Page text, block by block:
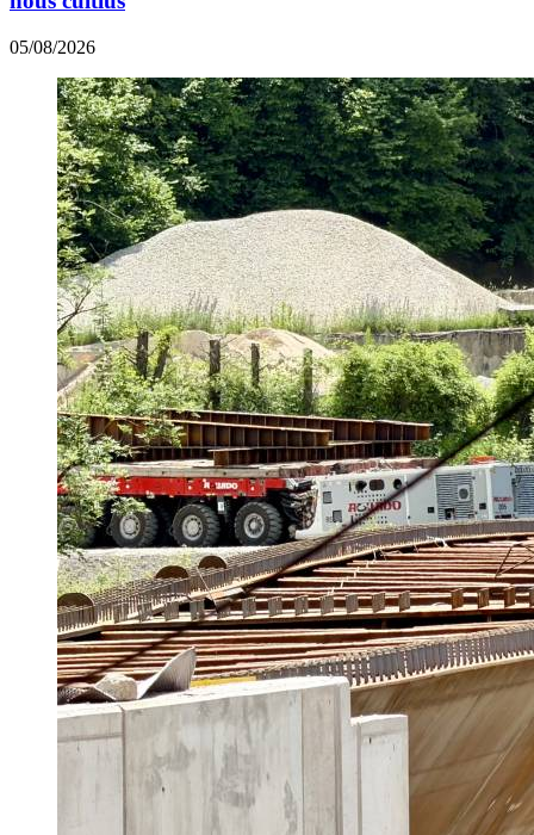
05/08/2026